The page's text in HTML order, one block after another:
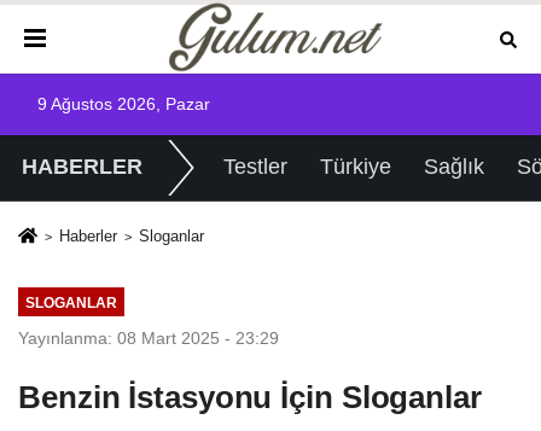
9 Ağustos 2026, Pazar
HABERLER Testler Türkiye Sağlık
Haberler Sloganlar
SLOGANLAR
Yayınlanma: 08 Mart 2025 - 23:29
Benzin İstasyonu İçin Sloganlar